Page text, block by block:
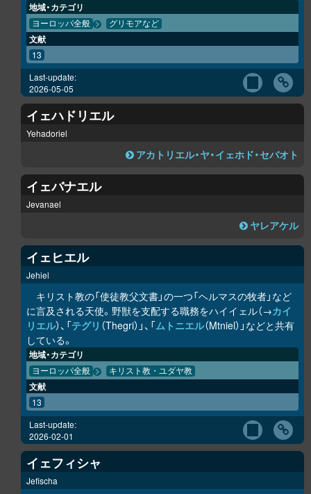
地域・カテゴリ
ヨーロッパ全般 グリモアなど
文献
13
Last-update:
2026-05-05
イェハドリエル
Yehadoriel
アカトリエル・ヤ・イェホド・セバオト
イェバナエル
Jevanael
ヤレアケル
イェヒエル
Jehiel
キリスト教の「使徒教父文書」の一つ「ヘルマスの牧者」など
に言及される天使。野獣を支配する職務をハイイェル（→カイ
リエル）、「テグリ （Thegri）」、「ムトニエル（Mtniel）」などと共有
している。
地域・カテゴリ
ヨーロッパ全般 キリスト教・ユダヤ教
文献
13
Last-update:
2026-02-01
イェフィシャ
Jefischa